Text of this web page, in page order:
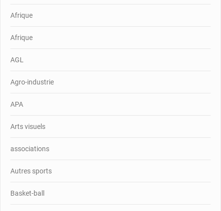
Afrique
Afrique
AGL
Agro-industrie
APA
Arts visuels
associations
Autres sports
Basket-ball